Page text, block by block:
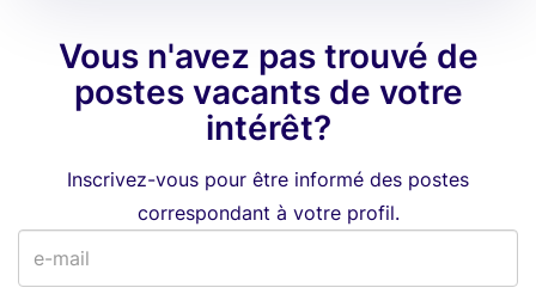
Vous n'avez pas trouvé de
postes vacants de votre
intérêt?
Inscrivez-vous pour être informé des postes
correspondant à votre profil.